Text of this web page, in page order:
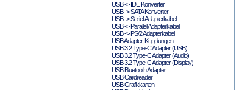
USB -> IDE Konverter
USB -> SATA Konverter
USB -> Seriell Adapterkabel
USB -> Parallel Adapterkabel
USB -> PS/2 Adapterkabel
USB Adapter, Kupplungen
USB 3.2 Type-C Adapter (USB)
USB 3.2 Type-C Adapter (Audio)
USB 3.2 Type-C Adapter (Display)
USB Bluetooth Adapter
USB Cardreader
USB Grafikkarten